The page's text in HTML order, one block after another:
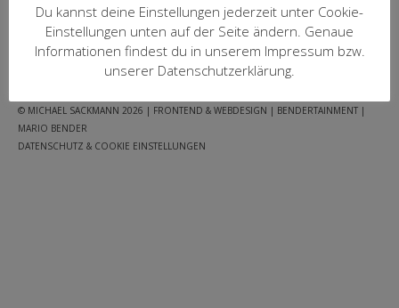
Versandarten
Zahlungsarten
WEIN-ABO
FRAGEBOGEN
JUGENDSCHUTZ
© MICHAEL SACKMANN 2026 | FRONTEND & WEBDESIGN | BENDERTAINMENT |
MARIO BENDER
DATENSCHUTZ & COOKIE EINSTELLUNGEN
Du kannst deine Einstellungen jederzeit unter Cookie-
Einstellungen unten auf der Seite ändern. Genaue
Informationen findest du in unserem Impressum bzw.
unserer Datenschutzerklärung.